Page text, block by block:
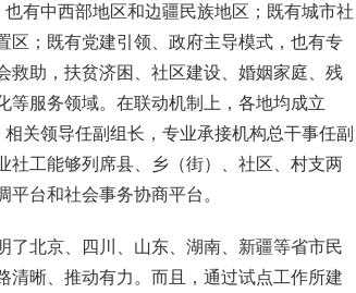
有中西部地区和边疆民族地区；既有城市社
区；既有党建引领、政府主导模式，也有专
救助，扶贫济困、社区建设、婚姻家庭、残
等服务领域。在联动机制上，各地均成立
关领导任副组长，专业承接机构总干事任副
社工能够列席县、乡（街）、社区、村支两
台和社会事务协商平台。
了北京、四川、山东、湖南、新疆等省市民
清晰、推动有力。而且，通过试点工作所建